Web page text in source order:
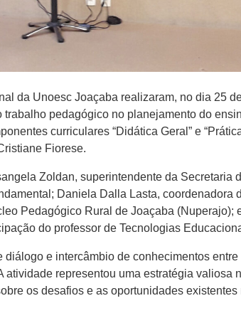
da Unoesc Joaçaba realizaram, no dia 25
pedagógico no planejamento do
curriculares “Didática Geral” e
Fiorese.
Zoldan, superintendente da Secretaria
Daniela Dalla Lasta,
Pedagógico Rural de Joaçaba (Nuperajo);
do professor de Tecnologias
e intercâmbio de conhecimentos
representou uma estratégia valiosa
os desafios e as oportunidades